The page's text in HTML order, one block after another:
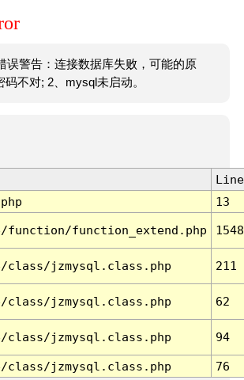
误警告：连接数据库失败，可能的原
码不对; 2、mysql未启动。
Line
13
function/function_extend.php 1548
class/jzmysql.class.php 211
class/jzmysql.class.php 62
class/jzmysql.class.php 94
class/jzmysql.class.php 76